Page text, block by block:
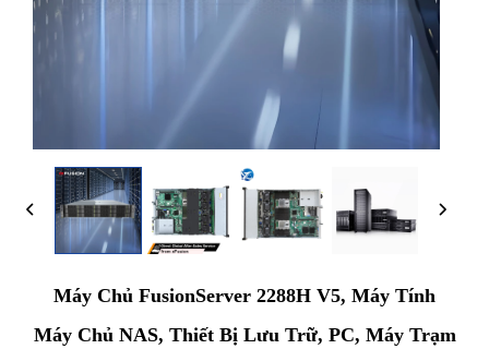
Máy Chủ FusionServer 2288H V5, Máy Tính
Máy Chủ NAS, Thiết Bị Lưu Trữ, PC, Máy Trạm